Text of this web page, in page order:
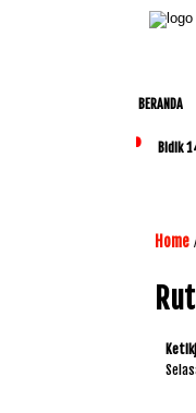
BERANDA
Bidik
Home